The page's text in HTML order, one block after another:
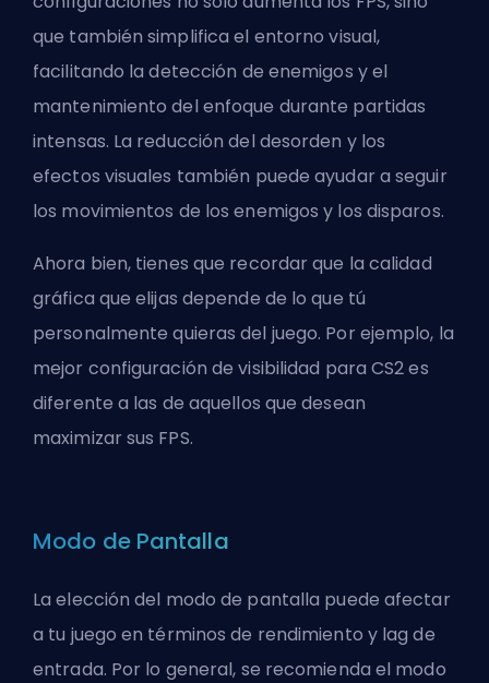
que también simplifica el entorno visual,
facilitando la detección de enemigos y el
mantenimiento del enfoque durante partidas
intensas. La reducción del desorden y los
efectos visuales también puede ayudar a seguir
los movimientos de los enemigos y los disparos.
Ahora bien, tienes que recordar que la calidad
gráfica que elijas depende de lo que tú
personalmente quieras del juego. Por ejemplo, la
mejor configuración de visibilidad para CS2es
diferente a las de aquellos que desean
maximizar sus FPS.
Modo de Pantalla
La elección del modo de pantalla puede afectar
a tu juego en términos de rendimiento y lag de
entrada. Por lo general, se recomienda el modo